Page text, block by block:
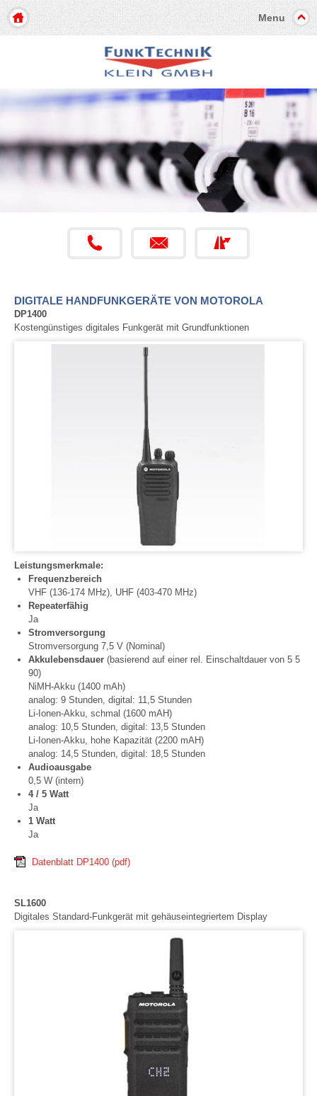
Menu
DIGITALE HANDFUNKGERÄTE VON MOTOROLA
DP1400
Kostengünstiges digitales Funkgerät mit Grundfunktionen
Leistungsmerkmale:
Frequenzbereich
VHF (136-174 MHz), UHF (403-470 MHz)
Repeaterfähig
Ja
Stromversorgung
Stromversorgung 7,5 V (Nominal)
Akkulebensdauer (basierend auf einer rel. Einschaltdauer von 5 5
90)
NiMH-Akku (1400 mAh)
analog: 9 Stunden, digital: 11,5 Stunden
Li-Ionen-Akku, schmal (1600 mAH)
analog: 10,5 Stunden, digital: 13,5 Stunden
Li-Ionen-Akku, hohe Kapazität (2200 mAH)
analog: 14,5 Stunden, digital: 18,5 Stunden
Audioausgabe
0,5 W (intern)
4 / 5 Watt
Ja
1 Watt
Ja
Datenblatt DP1400 (pdf)
SL1600
Digitales Standard-Funkgerät mit gehäuseintegriertem Display